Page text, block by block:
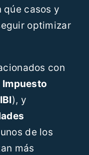
qúe casos y
optimizar
con
Impuesto
IBI), y
de los
más